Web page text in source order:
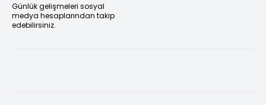
Günlük gelişmeleri sosyal
medya hesaplarından takip
edebilirsiniz.